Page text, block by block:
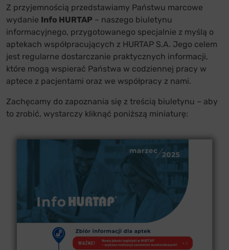
Z przyjemnością przedstawiamy Państwu marcowe
wydanie Info HURTAP – naszego biuletynu
informacyjnego, przygotowanego specjalnie z myślą o
aptekach współpracujących z HURTAP S.A. Jego celem
jest regularne dostarczanie praktycznych informacji,
które mogą wspierać Państwa w codziennej pracy w
aptece z pacjentami oraz we współpracy z nami.
Zachęcamy do zapoznania się z treścią biuletynu – aby
to zrobić, wystarczy kliknąć poniższą miniaturę:
Kontakt